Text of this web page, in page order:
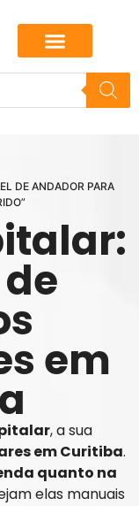
DE ANDADOR PARA
em
, a sua
em Curitiba.
quanto na
elas manuais